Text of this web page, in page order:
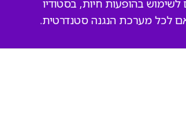
בהופעות חיות, בסטודיו
לכל מערכת הנגנה סטנדרטית.